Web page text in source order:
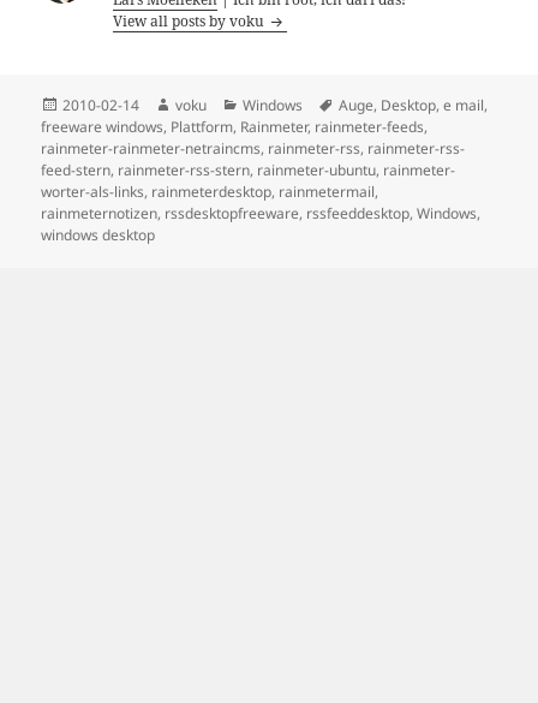
View all posts by voku
Posted
on
2010-02-14 Author
voku Categories
Windows Tags
Auge, Desktop,e mail,
freeware windows, Plattform, Rainmeter, rainmeter-feeds,
rainmeter-rainmeter-netraincms, rainmeter-rss, rainmeter-rss-
feed-stern, rainmeter-rss-stern, rainmeter-ubuntu, rainmeter-
worter-als-links, rainmeterdesktop, rainmetermail,
rainmeternotizen, rssdesktopfreeware, rssfeeddesktop,Windows,
windows desktop